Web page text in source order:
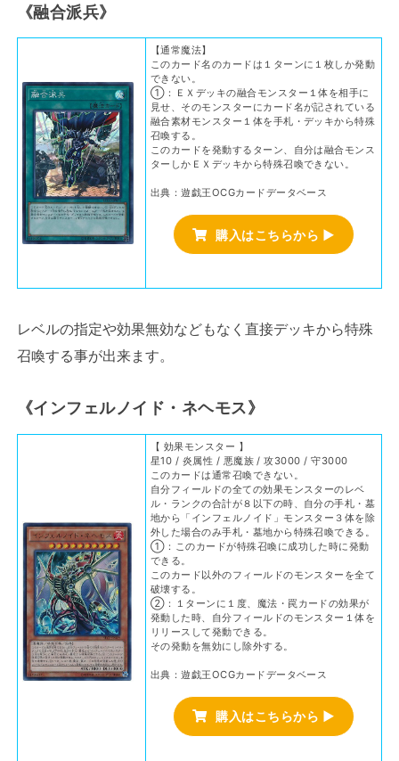
《融合派兵》
【通常魔法】
このカード名のカードは１ターンに１枚しか発動
できない。
①：ＥＸデッキの融合モンスター１体を相手に
見せ、そのモンスターにカード名が記されている
融合素材モンスター１体を手札・デッキから特殊
召喚する。
このカードを発動するターン、自分は融合モンス
ターしかＥＸデッキから特殊召喚できない。
出典：遊戯王OCGカードデータベース
購入はこちらから ▶
レベルの指定や効果無効などもなく直接デッキから特殊
召喚する事が出来ます。
《インフェルノイド・ネヘモス》
【 効果モンスター 】
星10 / 炎属性 / 悪魔族 / 攻3000 / 守3000
このカードは通常召喚できない。
自分フィールドの全ての効果モンスターのレベ
ル・ランクの合計が８以下の時、自分の手札・墓
地から「インフェルノイド」モンスター３体を除
外した場合のみ手札・墓地から特殊召喚できる。
①：このカードが特殊召喚に成功した時に発動
できる。
このカード以外のフィールドのモンスターを全て
破壊する。
②：１ターンに１度、魔法・罠カードの効果が
発動した時、自分フィールドのモンスター１体を
リリースして発動できる。
その発動を無効にし除外する。
出典：遊戯王OCGカードデータベース
購入はこちらから ▶